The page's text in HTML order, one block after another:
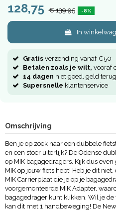
128,75 € 139,95 -8%
In
Gratis verzending vanaf €50
Betalen zoals je wilt, vooraf
14 dagen niet goed, geld
Supersnelle klantenservice
Omschrijving
Ben je op zoek naar een dubbele
en een stoer uiterlijk? De Odense
op MIK bagagedragers. Kijk dus
MIK op jouw fiets hebt! Heb je dit
MIK Carrierplaat die je op je
voorgemonteerde MIK Adapter,
bagagedrager kunt klikken. Wil je
kan dit met 1 handbeweging! De